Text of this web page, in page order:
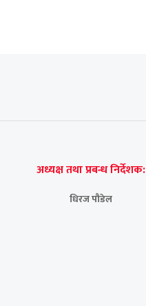
अध्यक्ष तथा प्रबन्ध निर्देशक:
धिरज पौडेल